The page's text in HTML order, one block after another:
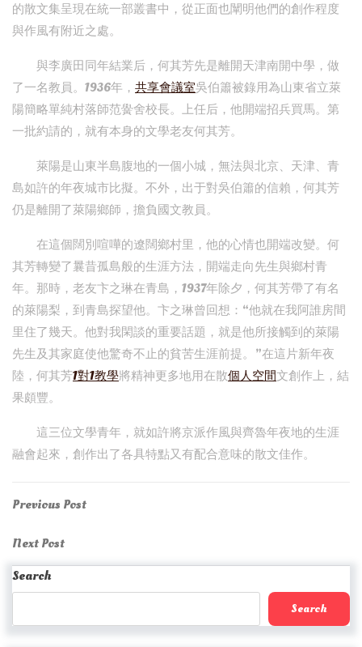
的散文集呈現在統一部叢書中，從正面也闡明他們的創作程度
與作風有附近之處。
與李廣田同年結業后，何其芳先是離開天津南開中學，做
了一名教員。1936年， 共享會議室吳伯簫被錄用為山東省立萊
陽簡略單純村落師范黌舍校長。上任后，他開端招兵買馬。第
一批約請的，就有本身的文學老友何其芳。
萊陽是山東半島腹地的一個小城，無法與北京、天津、青
島如許的年夜城市比擬。不外，出于對吳伯簫的信賴，何其芳
仍是離開了萊陽鄉師，擔負國文教員。
在這個闊別喧嘩的遼闊鄉村里，他的心情也開端改變。何
其芳轉變了曩昔孤島般的生涯方法，開端走向先生與鄉村青
年。那時，老友卞之琳在青島，1937年除夕，何其芳帶了有名
的萊陽梨，到青島探望他。卞之琳曾回想：“他就在我阿誰房間
里住了幾天。他對我閑談的重要話題，就是他所接觸到的萊陽
先生及其家庭使他驚奇不止的貧苦生涯前提。”在這片新年夜
陸，何其芳1對1教學將精神更多地用在散個人空間文創作上，結
果頗豐。
這三位文學青年，就如許將京派作風與齊魯年夜地的生涯
融會起來，創作出了各具特點又有配合意味的散文佳作。
Post
navigation
Previous
Previous Post
Next
Post
Next Post
Search
Search